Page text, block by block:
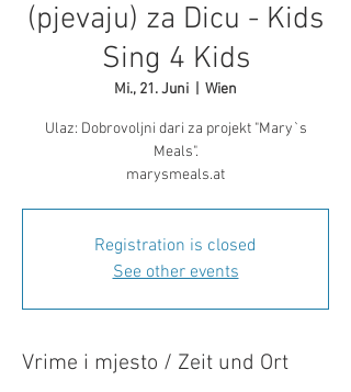
(pjevaju) za Dicu - Kids
Sing 4 Kids
Mi., 21. Juni Wien
Ulaz: Dobrovoljni dari za projekt "Mary`s
Meals".
Registration is closed
See other events
Vrime i mjesto / Zeit und Ort